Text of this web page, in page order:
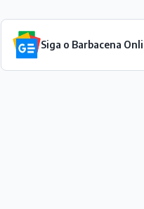
Siga o Barbacena